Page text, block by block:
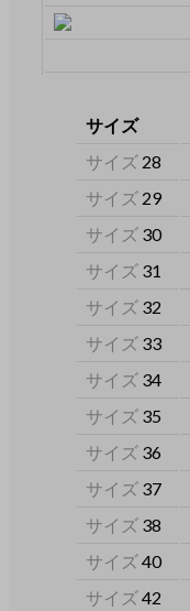
サイズ
サイズ 28
サイズ 29
サイズ 30
サイズ 31
サイズ 32
サイズ 33
サイズ 34
サイズ 35
サイズ 36
サイズ 37
サイズ 38
サイズ40
サイズ42